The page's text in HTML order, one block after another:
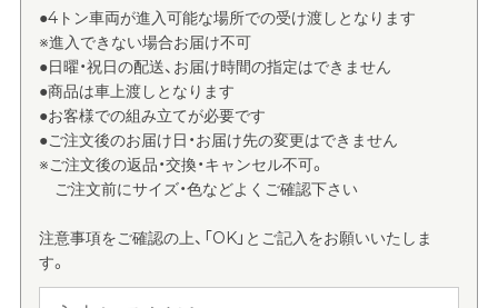
●4トン車両が進入可能な場所での受け渡しとなります
※進入できない場合お届け不可
●日曜・祝日の配送、お届け時間の指定はできません
●商品は車上渡しとなります
●お客様での組み立てが必要です
●ご注文後のお届け日・お届け先の変更はできません
※ご注文後の返品・交換・キャンセル不可。
ご注文前にサイズ・色などよくご確認下さい
注意事項をご確認の上、「OK」とご記入をお願いいたしま
す。